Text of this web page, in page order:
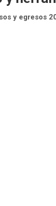
y egresos